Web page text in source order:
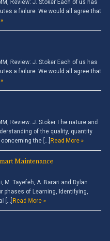
Review: J. Stoker Each of us has
a failure. We would all agree that
Review: J. Stoker Each of us has
a failure. We would all agree that
Review: J. Stoker The nature and
of the quality, quantity
the […] Read More »
Maintenance
Tayefeh, A. Barari and Dylan
phases of Learning, Identifying,
[…] Read More »